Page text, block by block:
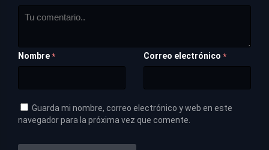
Nombre * Correo electrónico *
Guarda mi nombre, correo electrónico y web en este
navegador para la próxima vez que comente.